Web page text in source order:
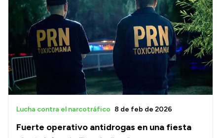
Consultorios Propios
Presentación CV
Transparencia
Inversión en Salud
Licitaciones
Fuerte operativo antidrogas en una fiesta
Lucha contra el narcotráfico 8 de feb de 2026